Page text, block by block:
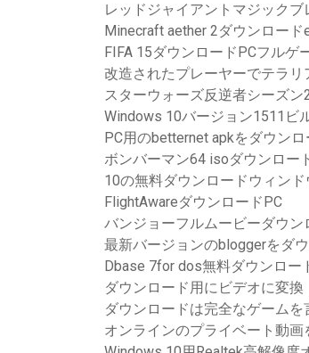
レッドジャイアントマジック
Minecraft aether 2ダウンロード
FIFA 15ダウンロードPCフルゲ
改造されたプレーヤーでテラリ
スターウォーズ反逆者シーズ
Windows 10バージョン1511ビ
PC用のbetternet apkをダウンロ
ボンバーマン64 isoダウンロー
10の無料ダウンロードウィン
FlightAwareダウンロードPC
バンジョーフルムービーダウン
最新バージョンのbloggerをダ
Dbase 7for dos無料ダウンロー
ダウンロード用にビデオに変換
ダウンロードは完全なゲーム
オンラインのプライベート動